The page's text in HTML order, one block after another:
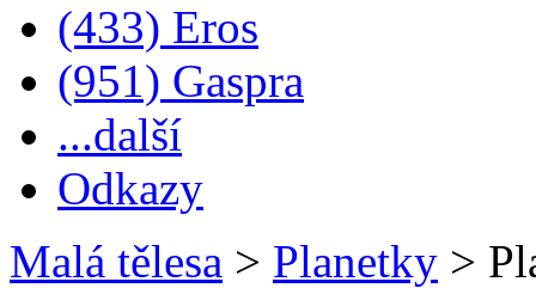
(433) Eros
(951) Gaspra
...další
Odkazy
Malá tělesa > Planetky >